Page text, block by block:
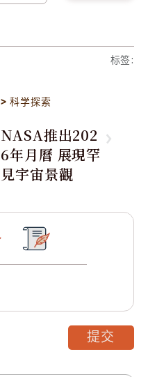
标签:
>科学探索
NASA推出202
6年月曆 展現罕
見宇宙景觀
提交